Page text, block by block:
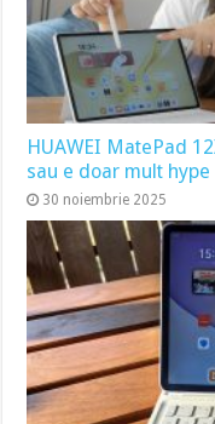
HUAWEI MatePad
sau e doar mult hype
30 noiembrie 2025